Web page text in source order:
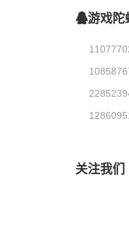
游戏陀
关注我们